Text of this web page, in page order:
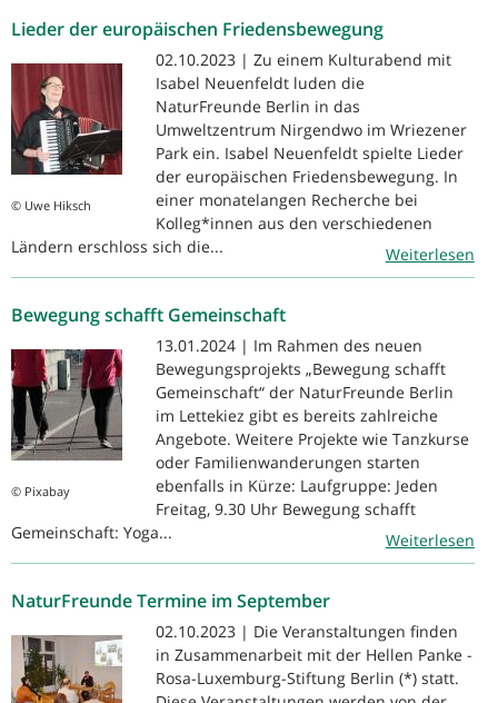
Lieder der europäischen Friedensbewegung
© Uwe Hiksch
02.10.2023 | Zu einem Kulturabend mit
Isabel Neuenfeldt luden die
NaturFreunde Berlin in das
Umweltzentrum Nirgendwo im Wriezener
Park ein. Isabel Neuenfeldt spielte Lieder
der europäischen Friedensbewegung. In
einer monatelangen Recherche bei
Kolleg*innen aus den verschiedenen
Ländern erschloss sich die...
Weiterlesen
Bewegung schafft Gemeinschaft
© Pixabay
13.01.2024 | Im Rahmen des neuen
Bewegungsprojekts „Bewegung schafft
Gemeinschaft“ der NaturFreunde Berlin
im Lettekiez gibt es bereits zahlreiche
Angebote. Weitere Projekte wie Tanzkurse
oder Familienwanderungen starten
ebenfalls in Kürze: Laufgruppe: Jeden
Freitag, 9.30 Uhr Bewegung schafft
Gemeinschaft: Yoga...
Weiterlesen
NaturFreunde Termine im September
02.10.2023 | Die Veranstaltungen finden
in Zusammenarbeit mit der Hellen Panke -
Rosa-Luxemburg-Stiftung Berlin (*) statt.